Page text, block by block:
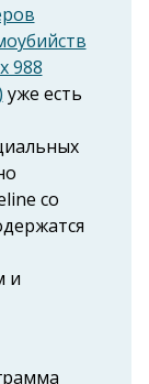
988
уже есть
со
и